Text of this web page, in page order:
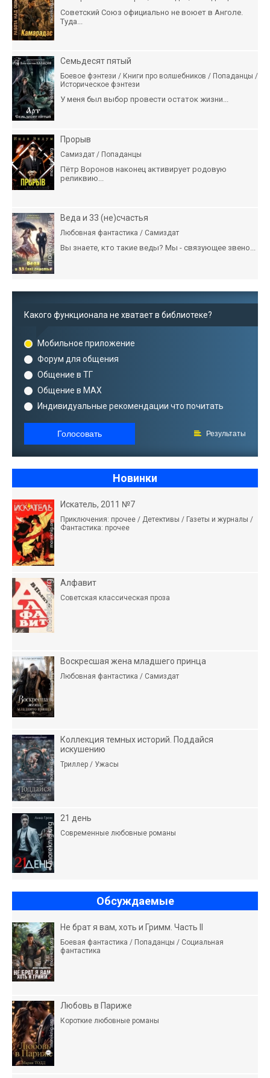
Советский Союз официально не воюет в Анголе.
Туда...
Семьдесят пятый
Боевое фэнтези / Книги про волшебников / Попаданцы /
Историческое фэнтези
У меня был выбор провести остаток жизни...
Прорыв
Самиздат / Попаданцы
Пётр Воронов наконец активирует родовую
реликвию...
Веда и 33 (не)счастья
Любовная фантастика / Самиздат
Вы знаете, кто такие веды? Мы - связующее звено...
Какого функционала не хватает в библиотеке?
Мобильное приложение
Форум для общения
Общение в ТГ
Общение в MAX
Индивидуальные рекомендации что почитать
Голосовать Результаты
Новинки
Искатель, 2011 №7
Приключения: прочее / Детективы / Газеты и журналы /
Фантастика: прочее
Алфавит
Советская классическая проза
Воскресшая жена младшего принца
Любовная фантастика / Самиздат
Коллекция темных историй. Поддайся
искушению
Триллер / Ужасы
21 день
Современные любовные романы
Обсуждаемые
Не брат я вам, хоть и Гримм. Часть II
Боевая фантастика / Попаданцы / Социальная
фантастика
Любовь в Париже
Короткие любовные романы